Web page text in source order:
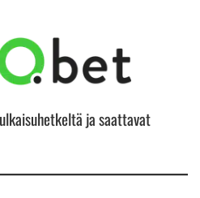
ja saattavat